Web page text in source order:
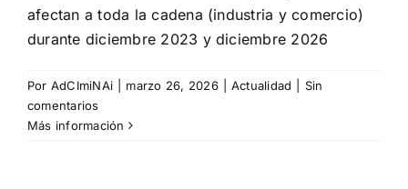
afectan a toda la cadena (industria y comercio)
durante diciembre 2023 y diciembre 2026
Por AdCImiNAi marzo 26, 2026 Actualidad
Sin
comentarios
Más información